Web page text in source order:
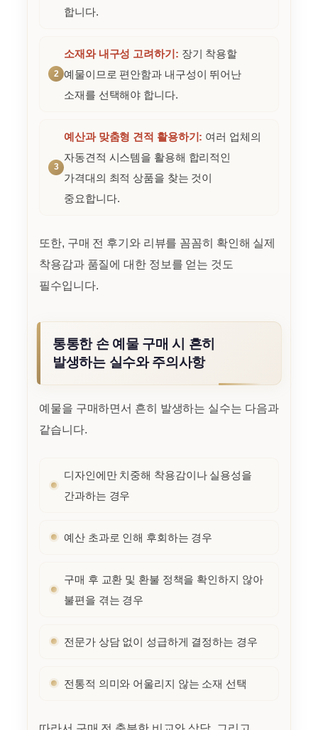
합니다.
소재와 내구성 고려하기: 장기 착용할
예물이므로 편안함과 내구성이 뛰어난
소재를 선택해야 합니다.
예산과 맞춤형 견적 활용하기: 여러 업체의
자동견적 시스템을 활용해 합리적인
가격대의 최적 상품을 찾는 것이
중요합니다.
또한, 구매 전 후기와 리뷰를 꼼꼼히 확인해 실제
착용감과 품질에 대한 정보를 얻는 것도
필수입니다.
통통한 손 예물 구매 시 흔히
발생하는 실수와 주의사항
예물을 구매하면서 흔히 발생하는 실수는 다음과
같습니다.
디자인에만 치중해 착용감이나 실용성을
간과하는 경우
예산 초과로 인해 후회하는 경우
구매 후 교환 및 환불 정책을 확인하지 않아
불편을 겪는 경우
전문가 상담 없이 성급하게 결정하는 경우
전통적 의미와 어울리지 않는 소재 선택